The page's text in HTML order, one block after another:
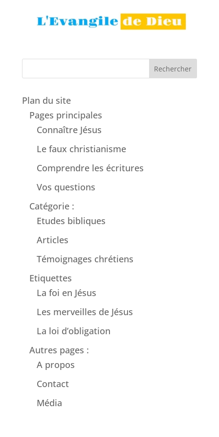
Rechercher
Plan du site
Pages principales
Connaître Jésus
Le faux christianisme
Comprendre les écritures
Vos questions
Catégorie :
Etudes bibliques
Articles
Témoignages chrétiens
Etiquettes
La foi en Jésus
Les merveilles de Jésus
La loi d’obligation
Autres pages :
A propos
Contact
Média